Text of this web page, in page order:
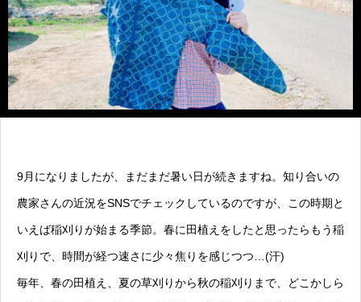
9月になりましたが、まだまだ暑い日が続きますね。知り合いの
農家さんの近況をSNSでチェックしているのですが、この時期と
いえば稲刈りが始まる季節。春に田植えをしたと思ったらもう稲
刈りで、時間が経つ速さに少々焦りを感じつつ…(汗)
毎年、春の田植え、夏の草刈りから秋の稲刈りまで、どこかしら